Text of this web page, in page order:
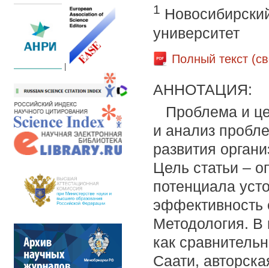
1
университет
Полный текст
АННОТАЦИЯ:
Проблема и
и анализ
развития
Цель статьи –
потенциала
эффективность
Методология. В
как
Саати,